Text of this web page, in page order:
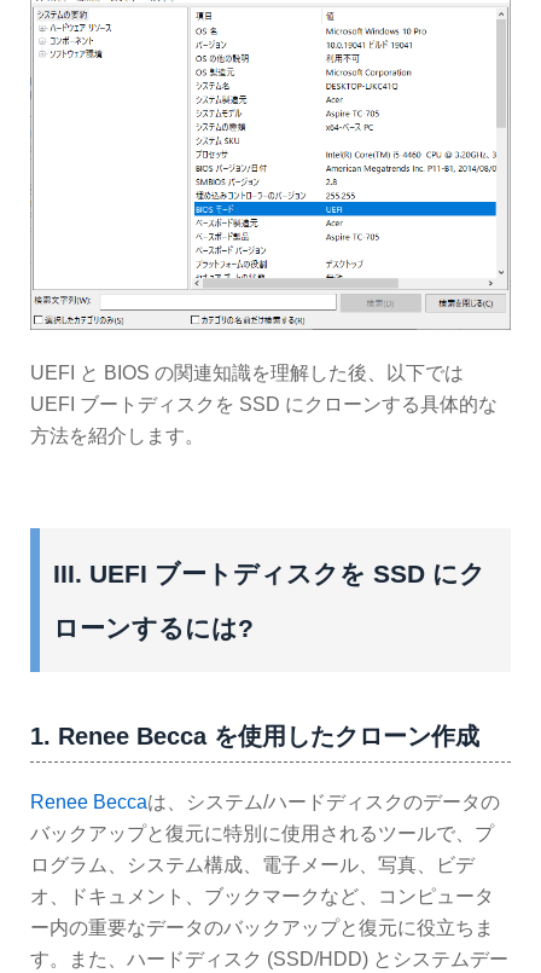
UEFI と BIOS の関連知識を理解した後、以下では
UEFI ブートディスクを SSD にクローンする具体的な
方法を紹介します。
III. UEFI ブートディスクを SSD にク
ローンするには?
1. Renee Becca を使用したクローン作成
Renee Beccaは、システム/ハードディスクのデータの
バックアップと復元に特別に使用されるツールで、プ
ログラム、システム構成、電子メール、写真、ビデ
オ、ドキュメント、ブックマークなど、コンピュータ
ー内の重要なデータのバックアップと復元に役立ちま
す。また、ハードディスク (SSD/HDD) とシステムデー